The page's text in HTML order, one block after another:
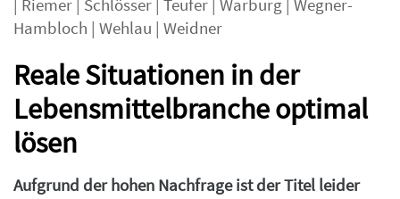
| Riemer | Schlösser | Teufer | Warburg | Wegner-
Hambloch | Wehlau | Weidner
Reale Situationen in der
Lebensmittelbranche optimal
lösen
Aufgrund der hohen Nachfrage ist der Titel leider